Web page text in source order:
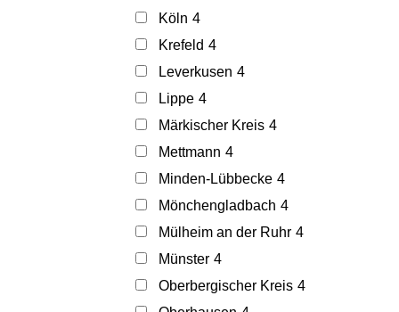
Köln 4
Krefeld 4
Leverkusen 4
Lippe 4
Märkischer Kreis 4
Mettmann 4
Minden-Lübbecke 4
Mönchengladbach 4
Mülheim an der Ruhr 4
Münster 4
Oberbergischer Kreis 4